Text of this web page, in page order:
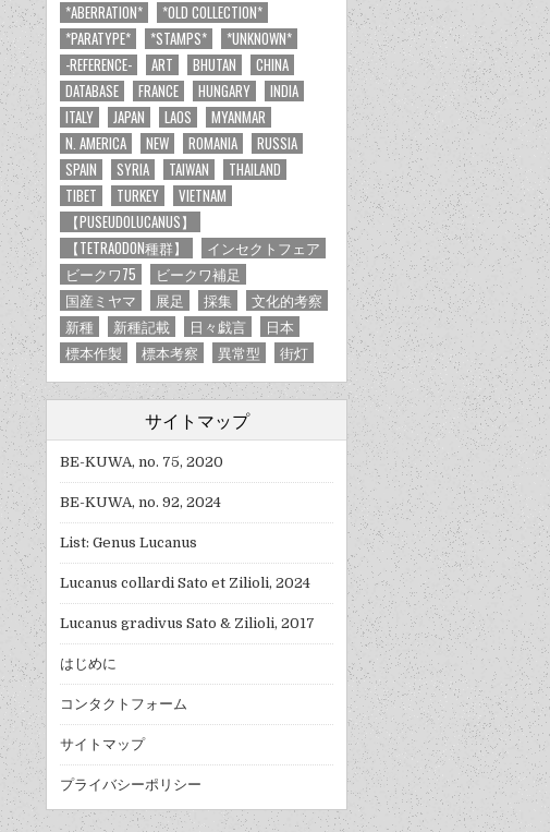
*ABERRATION*
*OLD COLLECTION*
*PARATYPE*
*STAMPS*
*UNKNOWN*
-REFERENCE-
ART BHUTAN
CHINA
DATABASE
FRANCE HUNGARY
INDIA
ITALY
JAPAN LAOS
MYANMAR
N. AMERICA
NEW ROMANIA
RUSSIA
SPAIN
SYRIA TAIWAN
THAILAND
TIBET
TURKEY
VIETNAM
【PUSEUDOLUCANUS】
【TETRAODON種群】
インセクトフェア
ビークワ75
ビークワ補足
国産ミヤマ
展足 採集
文化的考察
新種
新種記載 日々戯言
日本
標本作製
標本考察 異常型 街灯
サイトマップ
BE-KUWA, no. 75, 2020
BE-KUWA, no. 92, 2024
List: Genus Lucanus
Lucanus collardi Sato et Zilioli, 2024
Lucanus gradivus Sato & Zilioli, 2017
はじめに
コンタクトフォーム
サイトマップ
プライバシーポリシー